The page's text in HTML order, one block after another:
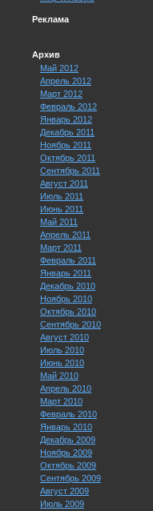
Реклама
Архив
Май 2012
Апрель 2012
Март 2012
Февраль 2012
Январь 2012
Декабрь 2011
Ноябрь 2011
Октябрь 2011
Сентябрь 2011
Август 2011
Июль 2011
Июнь 2011
Май 2011
Апрель 2011
Март 2011
Февраль 2011
Январь 2011
Декабрь 2010
Ноябрь 2010
Октябрь 2010
Сентябрь 2010
Август 2010
Июль 2010
Июнь 2010
Май 2010
Апрель 2010
Март 2010
Февраль 2010
Январь 2010
Декабрь 2009
Ноябрь 2009
Октябрь 2009
Сентябрь 2009
Август 2009
Июль 2009